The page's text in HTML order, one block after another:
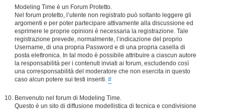
Modeling Time è un Forum Protetto.
Nel forum protetto, l’utente non registrato può soltanto leggere gli
argomenti e per poter partecipare attivamente alla discussione ed
esprimere le proprie opinioni è necessaria la registrazione. Tale
registrazione prevede, normalmente, l’indicazione del proprio
Username, di una propria Password e di una propria casella di
posta elettronica. In tal modo è possibile attribuire a ciascun autore
la responsabilità per i contenuti inviati ai forum, escludendo così
una corresponsabilità del moderatore che non esercita in questo
caso alcun potere sui testi inseriti. #
Benvenuto nel forum di Modeling Time.
Questo è un sito di diffusione modellistica di tecnica e condivisione